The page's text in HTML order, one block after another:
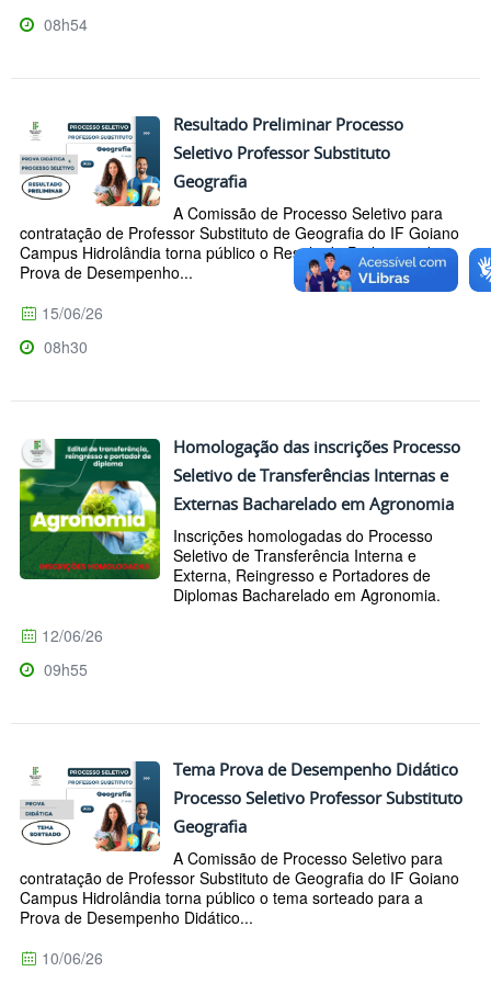
08h54
Resultado Preliminar Processo
Seletivo Professor Substituto
Geografia
A Comissão de Processo Seletivo para
contratação de Professor Substituto de Geografia do IF Goiano
Campus Hidrolândia torna público o Resultado Preliminar da
Prova de Desempenho...
15/06/26
08h30
Homologação das inscrições Processo
Seletivo de Transferências Internas e
Externas Bacharelado em Agronomia
Inscrições homologadas do Processo
Seletivo de Transferência Interna e
Externa, Reingresso e Portadores de
Diplomas Bacharelado em Agronomia.
12/06/26
09h55
Tema Prova de Desempenho Didático
Processo Seletivo Professor Substituto
Geografia
A Comissão de Processo Seletivo para
contratação de Professor Substituto de Geografia do IF Goiano
Campus Hidrolândia torna público o tema sorteado para a
Prova de Desempenho Didático...
10/06/26